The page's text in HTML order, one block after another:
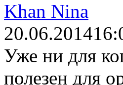
Khan Nina
20.06.2014
Уже ни для
полезен для